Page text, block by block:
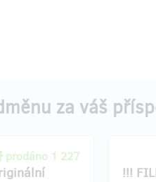
za váš
prodáno 1 227
!!!